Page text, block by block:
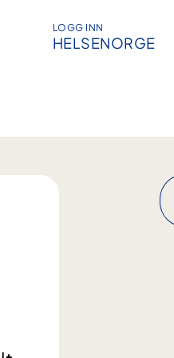
LOGG INN
HELSENORGE